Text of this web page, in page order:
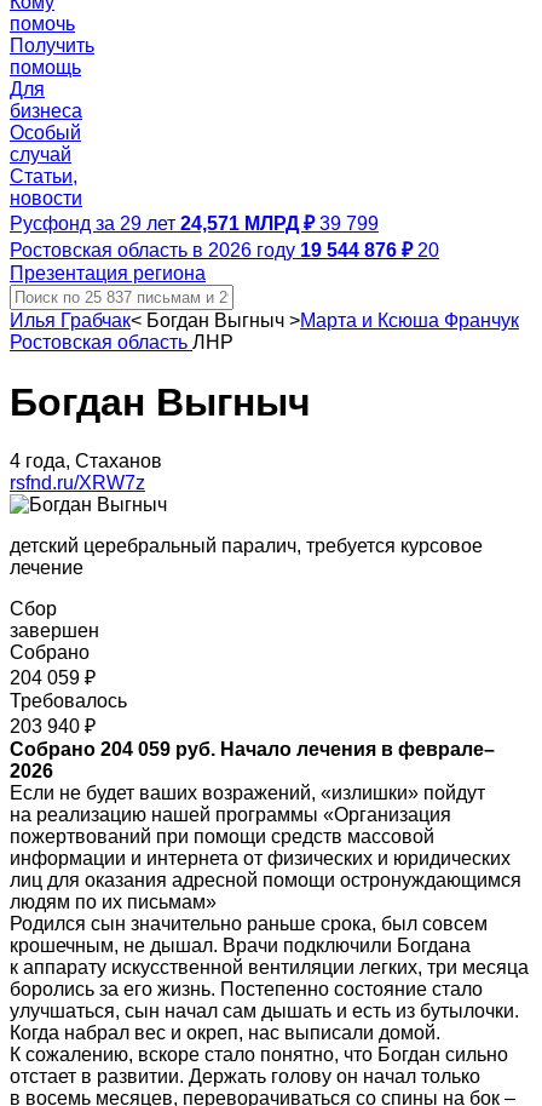
помочь
Получить
помощь
Для
бизнеса
Особый
случай
Статьи,
новости
Русфонд за 29 лет 24,571 МЛРД ₽ 39 799
Ростовская область в 2026 году 19 544 876 ₽ 20
Презентация региона
Илья Грабчак< Богдан Выгныч >Марта и Ксюша Франчук
Ростовская область ЛНР
Богдан Выгныч
4 года, Стаханов
rsfnd.ru/XRW7z
детский церебральный паралич, требуется курсовое
лечение
Сбор
завершен
Собрано
204 059 ₽
Требовалось
203 940 ₽
Собрано 204 059 руб. Начало лечения в феврале–
2026
Если не будет ваших возражений, «излишки» пойдут
на реализацию нашей программы «Организация
пожертвований при помощи средств массовой
информации и интернета от физических и юридических
лиц для оказания адресной помощи остронуждающимся
людям по их письмам»
Родился сын значительно раньше срока, был совсем
крошечным, не дышал. Врачи подключили Богдана
к аппарату искусственной вентиляции легких, три месяца
боролись за его жизнь. Постепенно состояние стало
улучшаться, сын начал сам дышать и есть из бутылочки.
Когда набрал вес и окреп, нас выписали домой.
К сожалению, вскоре стало понятно, что Богдан сильно
отстает в развитии. Держать голову он начал только
в восемь месяцев, переворачиваться со спины на бок –